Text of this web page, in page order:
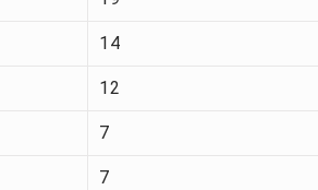
14
12
7
7